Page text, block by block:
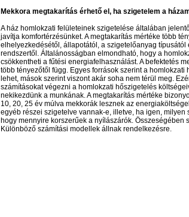
Mekkora megtakarítás érhető el, ha szigetelem a
A ház homlokzati felületeinek szigetelése általában
javítja komfortérzésünket. A megtakarítás mértéke több
elhelyezkedésétől, állapotától, a szigetelőanyag típusától
rendszertől. Általánosságban elmondható, hogy a
csökkentheti a fűtési energiafelhasználást. A befektetés
több tényezőtől függ. Egyes források szerint a
lehet, mások szerint viszont akár soha nem térül meg.
számításokat végezni a homlokzati hőszigetelés
nekikezdünk a munkának. A megtakarítás mértéke
10, 20, 25 év múlva mekkorák lesznek az
egyéb részei szigetelve vannak-e, illetve, ha igen,
hogy mennyire korszerűek a nyílászárók. Összeségében
Különböző számítási modellek állnak rendelkezésre.